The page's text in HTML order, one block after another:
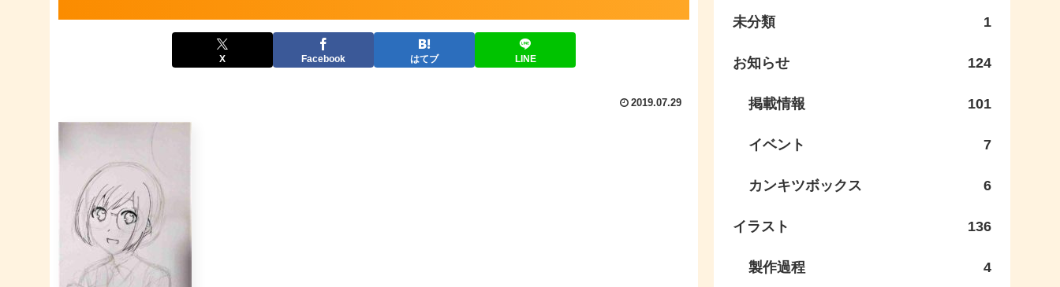
X Facebook はてブ LINE
2019.07.29
未分類 1
お知らせ 124
掲載情報 101
イベント 7
カンキツボックス 6
イラスト 136
製作過程 4